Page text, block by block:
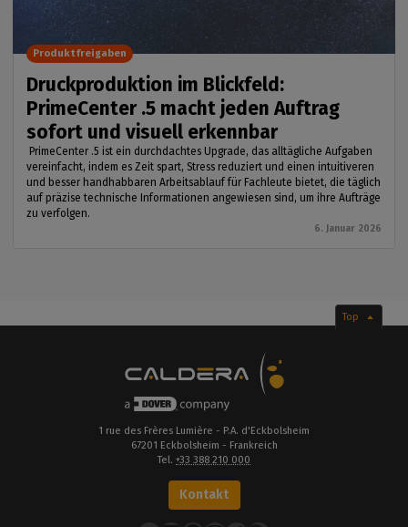
Druckproduktion im Blickfeld:
PrimeCenter .5 macht jeden Auftrag
sofort und visuell erkennbar
PrimeCenter .5 ist ein durchdachtes Upgrade, das alltägliche Aufgaben
vereinfacht, indem es Zeit spart, Stress reduziert und einen intuitiveren
und besser handhabbaren Arbeitsablauf für Fachleute bietet, die täglich
auf präzise technische Informationen angewiesen sind, um ihre Aufträge
zu verfolgen.
6. Januar 2026
Produktfreigaben
Top
1 rue des Frères Lumière - P.A. d'Eckbolsheim
67201 Eckbolsheim - Frankreich
Tel. +33 388 210 000
Kontakt